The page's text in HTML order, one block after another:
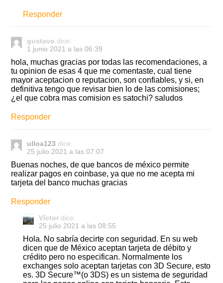
Responder
gustavo dice:
1 junio 2021 a las 06:39
hola, muchas gracias por todas las recomendaciones, a
tu opinion de esas 4 que me comentaste, cual tiene
mayor aceptacion o reputacion, son confiables, y si, en
definitiva tengo que revisar bien lo de las comisiones;
¿el que cobra mas comision es satochi? saludos
Responder
ulloa123 dice:
25 julio 2021 a las 07:07
Buenas noches, de que bancos de méxico permite
realizar pagos en coinbase, ya que no me acepta mi
tarjeta del banco muchas gracias
Responder
Víctor dice:
25 julio 2021 a las 08:55
Hola. No sabría decirte con seguridad. En su web
dicen que de México aceptan tarjeta de débito y
crédito pero no especifican. Normalmente los
exchanges solo aceptan tarjetas con 3D Secure, esto
es. 3D Secure™(o 3DS) es un sistema de seguridad